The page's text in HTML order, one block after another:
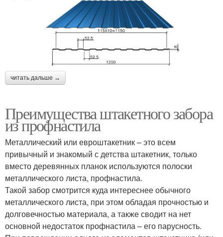
читать дальше →
Преимущества штакетного забора
из профнастила
Металлический или евроштакетник – это всем
привычный и знакомый с детства штакетник, только
вместо деревянных планок используются полоски
металлического листа, профнастила.
Такой забор смотрится куда интереснее обычного
металлического листа, при этом обладая прочностью и
долговечностью материала, а также сводит на нет
основной недостаток профнастила – его парусность.